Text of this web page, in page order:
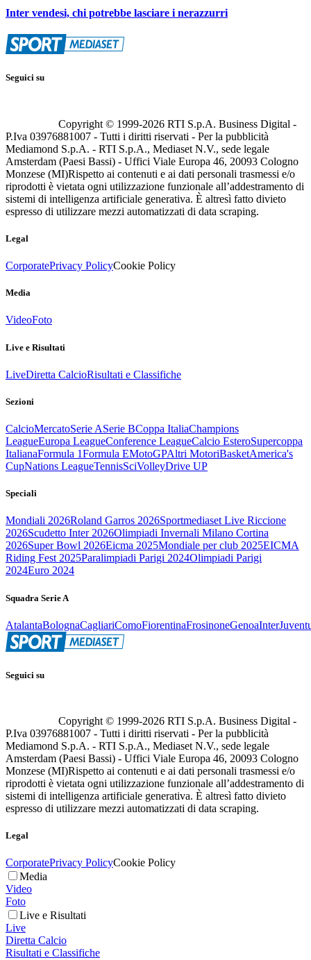
Inter vendesi, chi potrebbe lasciare i nerazzurri
Seguici su
Copyright © 1999-2026 RTI S.p.A. Business Digital -
P.Iva 03976881007 - Tutti i diritti riservati - Per la pubblicità
Mediamond S.p.A. - RTI S.p.A., Mediaset N.V., sede legale
Amsterdam (Paesi Bassi) - Uffici Viale Europa 46, 20093 Cologno
Monzese (MI)Rispetto ai contenuti e ai dati personali trasmessi e/o
riprodotti è vietata ogni utilizzazione funzionale all’addestramento di
sistemi di intelligenza artificiale generativa. È altresì fatto divieto
espresso di utilizzare mezzi automatizzati di data scraping.
Legal
CorporatePrivacy PolicyCookie Policy
Media
VideoFoto
Live e Risultati
LiveDiretta CalcioRisultati e Classifiche
Sezioni
CalcioMercatoSerie ASerie BCoppa ItaliaChampions
LeagueEuropa LeagueConference LeagueCalcio EsteroSupercoppa
ItalianaFormula 1Formula EMotoGPAltri MotoriBasketAmerica's
CupNations LeagueTennisSciVolleyDrive UP
Speciali
Mondiali 2026Roland Garros 2026Sportmediaset Live Riccione
2026Scudetto Inter 2026Olimpiadi Invernali Milano Cortina
2026Super Bowl 2026Eicma 2025Mondiale per club 2025EICMA
Riding Fest 2025Paralimpiadi Parigi 2024Olimpiadi Parigi
2024Euro 2024
Squadra Serie A
AtalantaBolognaCagliariComoFiorentinaFrosinoneGenoaInter
Seguici su
Copyright © 1999-2026 RTI S.p.A. Business Digital -
P.Iva 03976881007 - Tutti i diritti riservati - Per la pubblicità
Mediamond S.p.A. - RTI S.p.A., Mediaset N.V., sede legale
Amsterdam (Paesi Bassi) - Uffici Viale Europa 46, 20093 Cologno
Monzese (MI)Rispetto ai contenuti e ai dati personali trasmessi e/o
riprodotti è vietata ogni utilizzazione funzionale all’addestramento di
sistemi di intelligenza artificiale generativa. È altresì fatto divieto
espresso di utilizzare mezzi automatizzati di data scraping.
Legal
CorporatePrivacy PolicyCookie Policy
Media
Video
Foto
Live e Risultati
Live
Diretta Calcio
Risultati e Classifiche